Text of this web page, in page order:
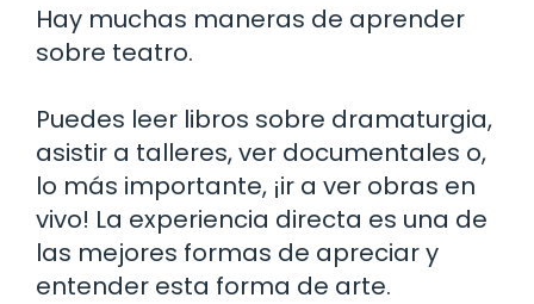
Hay muchas maneras de aprender
sobre teatro.
Puedes leer libros sobre dramaturgia,
asistir a talleres, ver documentales o,
lo más importante, ¡ir a ver obras en
vivo! La experiencia directa es una de
las mejores formas de apreciar y
entender esta forma de arte.